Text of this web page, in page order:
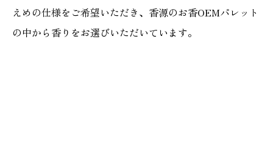
えめの仕様をご希望いただき、香源のお香OEMパレット
の中から香りをお選びいただいています。